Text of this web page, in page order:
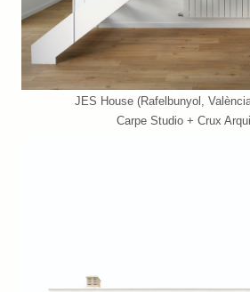
JES House (Rafelbunyol,
Carpe Studio + Crux